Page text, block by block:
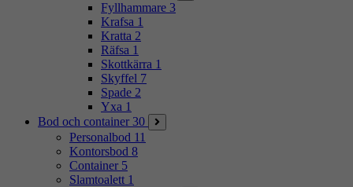
Fyllhammare 3
Krafsa 1
Kratta 2
Räfsa 1
Skottkärra 1
Skyffel 7
Spade 2
Yxa 1
Bod och container 30
Personalbod 11
Kontorsbod 8
Container 5
Slamtoalett 1